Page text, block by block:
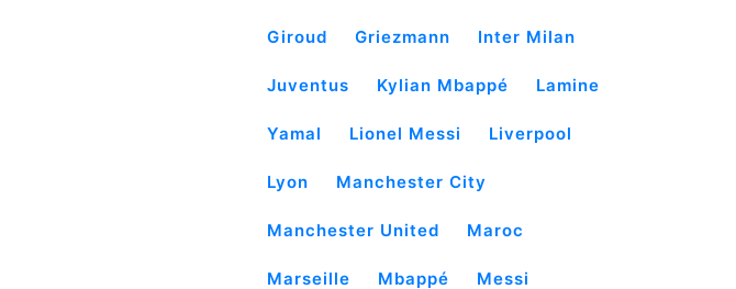
Giroud Griezmann Inter Milan
Juventus Kylian Mbappé Lamine
Yamal Lionel Messi Liverpool
Lyon Manchester City
Manchester United Maroc
Marseille Mbappé Messi